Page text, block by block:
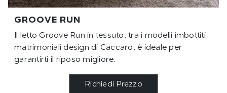
GROOVE RUN
Il letto Groove Run in tessuto, tra i modelli imbottiti
matrimoniali design di Caccaro, è ideale per
garantirti il riposo migliore.
Richiedi Prezzo